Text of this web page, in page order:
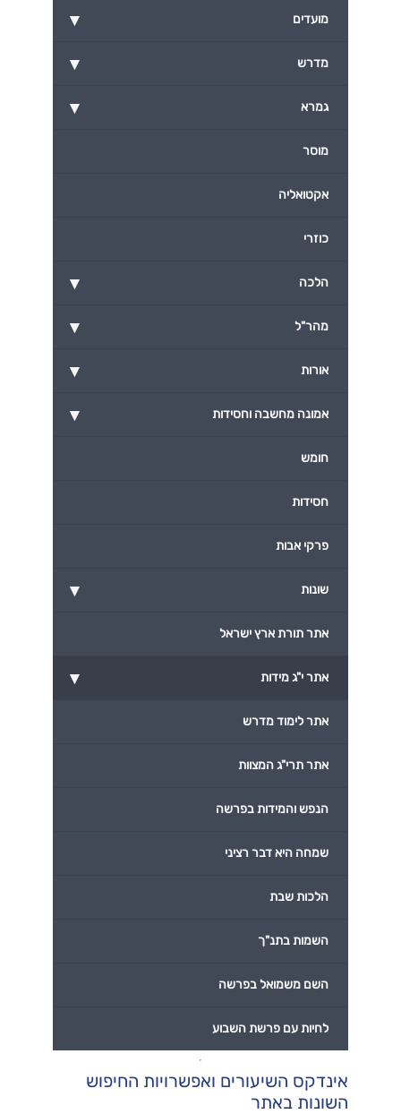
אינדקס השיעורים ואפשרויות החיפוש
השונות באתר
▾ מועדים
▾ מדרש
▾ גמרא
מוסר
אקטואליה
כוזרי
▾ הלכה
▾ מהר"ל
▾ אורות
▾ אמונה מחשבה וחסידות
חומש
חסידות
פרקי אבות
▾ שונות
אתר תורת ארץ ישראל
▾ אתר י"ג מידות
אתר לימוד מדרש
אתר תרי"ג המצוות
הנפש והמידות בפרשה
שמחה היא דבר רציני
הלכות שבת
השמות בתנ"ך
השם משמואל בפרשה
לחיות עם פרשת השבוע